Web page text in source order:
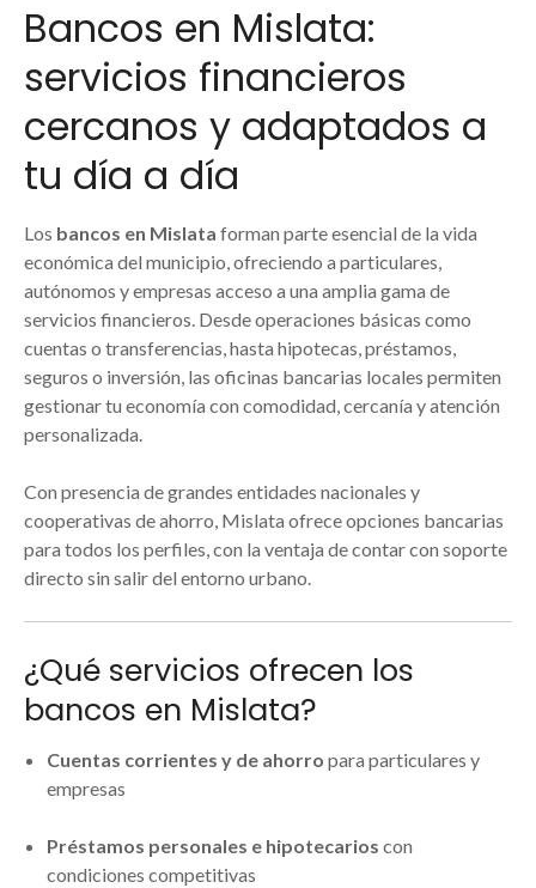
Bancos en Mislata:
servicios financieros
cercanos y adaptados a
tu día a día
Los bancos en Mislata forman parte esencial de la vida
económica del municipio, ofreciendo a particulares,
autónomos y empresas acceso a una amplia gama de
servicios financieros. Desde operaciones básicas como
cuentas o transferencias, hasta hipotecas, préstamos,
seguros o inversión, las oficinas bancarias locales permiten
gestionar tu economía con comodidad, cercanía y atención
personalizada.
Con presencia de grandes entidades nacionales y
cooperativas de ahorro, Mislata ofrece opciones bancarias
para todos los perfiles, con la ventaja de contar con soporte
directo sin salir del entorno urbano.
¿Qué servicios ofrecen los
bancos en Mislata?
Cuentas corrientes y de ahorro para particulares y
empresas
Préstamos personales e hipotecarios con
condiciones competitivas